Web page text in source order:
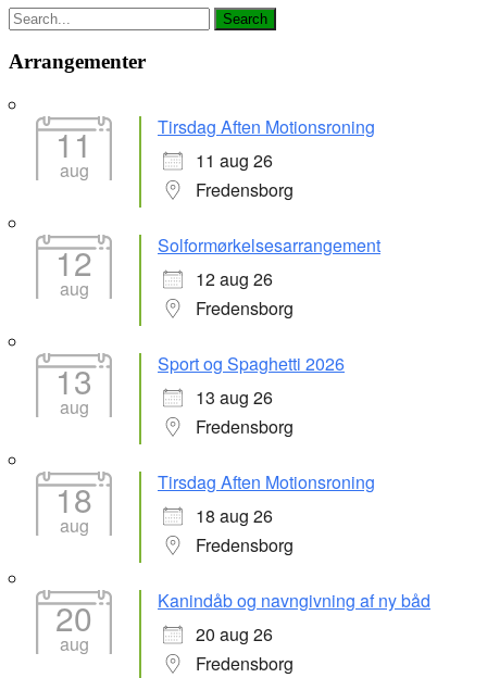
Arrangementer
11
aug
Tirsdag Aften Motionsroning
11 aug 26
Fredensborg
12
aug
Solformørkelsesarrangement
12 aug 26
Fredensborg
13
aug
Sport og Spaghetti 2026
13 aug 26
Fredensborg
18
aug
Tirsdag Aften Motionsroning
18 aug 26
Fredensborg
20
aug
Kanindåb og navngivning af ny båd
20 aug 26
Fredensborg